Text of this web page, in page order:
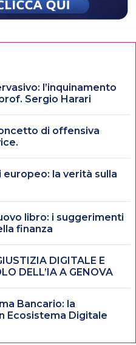
l’inquinamento
Sergio Harari
di offensiva
europeo: la verità sulla
libro: i suggerimenti
finanza
DIGITALE E
DELL’IA A GENOVA
Bancario: la
Ecosistema Digitale